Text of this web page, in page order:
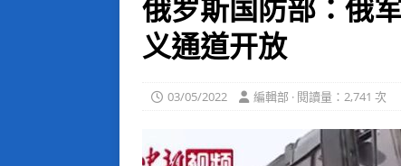
俄罗斯国防部：俄
义通道开放
03/05/2022 編輯部 · 閱讀量：2,741 次